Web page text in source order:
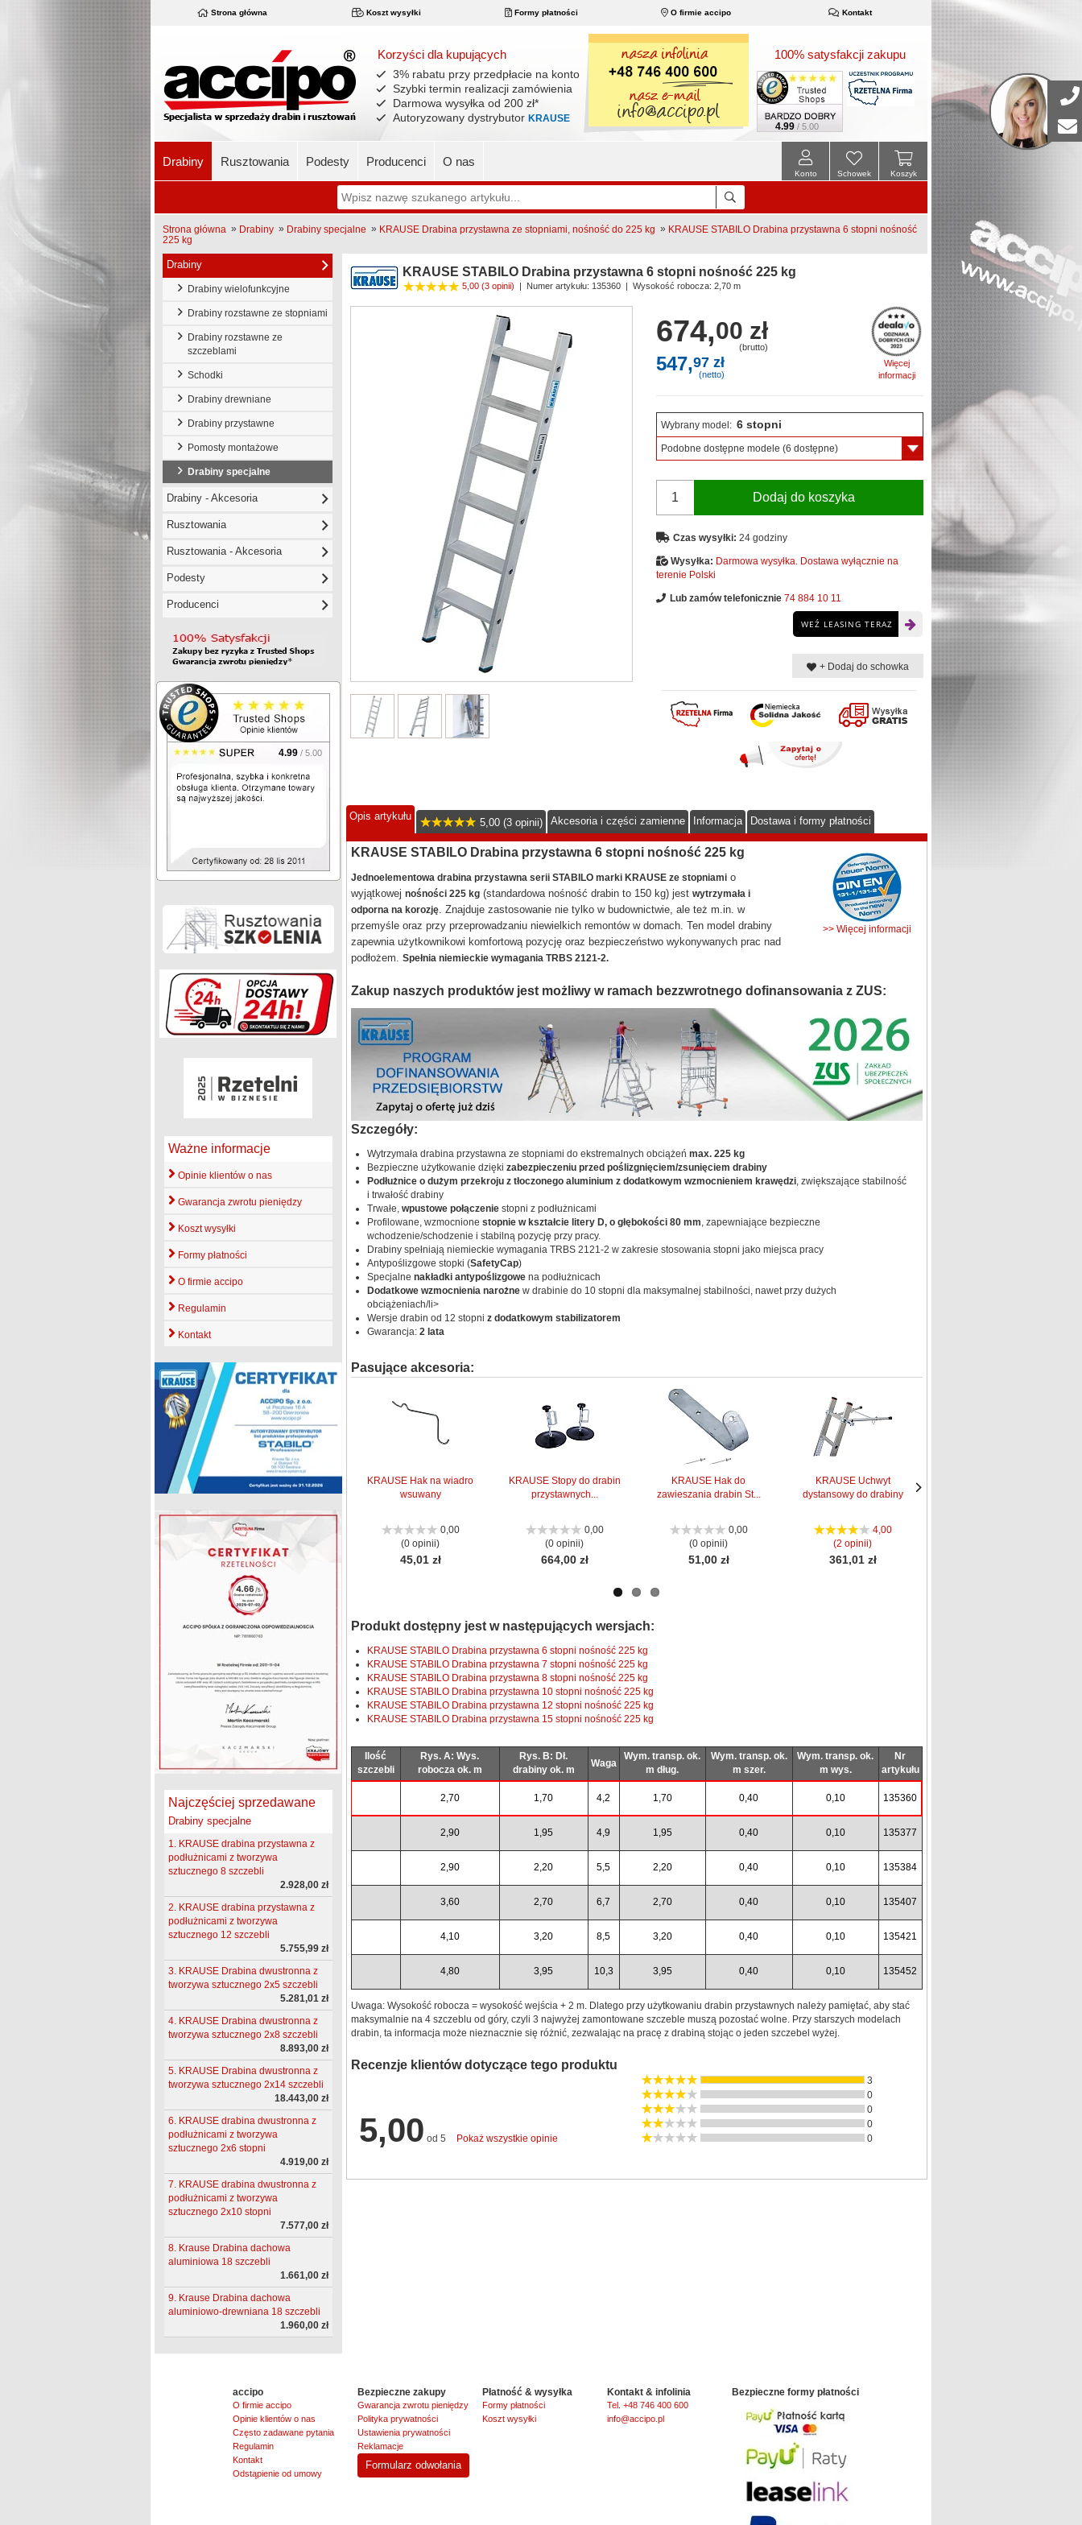
Strona główna Koszt wysyłki Formy płatności O firmie accipo Kontakt
Korzyści dla kupujących
3% rabatu przy przedpłacie na konto
Szybki termin realizacji zamówienia
Darmowa wysyłka od 200 zł*
Autoryzowany dystrybutor KRAUSE
100% satysfakcji zakupu
4.99 / 5.00
Drabiny Rusztowania Podesty Producenci O nas
Koszyk
Schowek
Konto
Strona główna » Drabiny » Drabiny specjalne » KRAUSE Drabina przystawna ze stopniami, nośność do 225 kg » KRAUSE STABILO Drabina przystawna 6 stopni nośność
225 kg
Drabiny
Drabiny wielofunkcyjne
Drabiny rozstawne ze stopniami
Drabiny rozstawne ze
szczeblami
Schodki
Drabiny drewniane
Drabiny przystawne
Pomosty montażowe
Drabiny specjalne
Drabiny - Akcesoria
Rusztowania
Rusztowania - Akcesoria
Podesty
Producenci
4.99 / 5.00
Ważne informacje
Opinie klientów o nas
Gwarancja zwrotu pieniędzy
Koszt wysyłki
Formy płatności
O firmie accipo
Regulamin
Kontakt
Najczęściej sprzedawane
Drabiny specjalne
1. KRAUSE drabina przystawna z
podłużnicami z tworzywa
sztucznego 8 szczebli
2.928,00 zł
2. KRAUSE drabina przystawna z
podłużnicami z tworzywa
sztucznego 12 szczebli
5.755,99 zł
3. KRAUSE Drabina dwustronna z
tworzywa sztucznego 2x5 szczebli
5.281,01 zł
4. KRAUSE Drabina dwustronna z
tworzywa sztucznego 2x8 szczebli
8.893,00 zł
5. KRAUSE Drabina dwustronna z
tworzywa sztucznego 2x14 szczebli
18.443,00 zł
6. KRAUSE drabina dwustronna z
podłużnicami z tworzywa
sztucznego 2x6 stopni
4.919,00 zł
7. KRAUSE drabina dwustronna z
podłużnicami z tworzywa
sztucznego 2x10 stopni
7.577,00 zł
8. Krause Drabina dachowa
aluminiowa 18 szczebli
1.661,00 zł
9. Krause Drabina dachowa
aluminiowo-drewniana 18 szczebli
1.960,00 zł
KRAUSE STABILO Drabina przystawna 6 stopni nośność 225 kg
5,00 (3 opinii) | Numer artykułu: 135360 | Wysokość robocza: 2,70 m
Więcej
informacji
674,00 zł
(brutto)
547,97 zł
(netto)
Wybrany model: 6 stopni
Podobne dostępne modele (6 dostępne)
Dodaj do koszyka
Czas wysyłki: 24 godziny
Wysyłka: Darmowa wysyłka. Dostawa wyłącznie na
terenie Polski
Lub zamów telefonicznie 74 884 10 11
WEŹ LEASING TERAZ
+ Dodaj do schowka
Opis artykułu
5,00 (3 opinii) Akcesoria i części zamienne Informacja Dostawa i formy płatności
>> Więcej informacji
KRAUSE STABILO Drabina przystawna 6 stopni nośność 225 kg
Jednoelementowa drabina przystawna serii STABILO marki KRAUSE ze stopniamio
wyjątkowej nośności 225 kg(standardowa nośność drabin to 150 kg) jest wytrzymała i
odporna na korozję. Znajduje zastosowanie nie tylko w budownictwie, ale też m.in. w
przemyśle oraz przy przeprowadzaniu niewielkich remontów w domach. Ten model drabiny
zapewnia użytkownikowi komfortową pozycję oraz bezpieczeństwo wykonywanych prac nad
podłożem. Spełnia niemieckie wymagania TRBS 2121-2.
Zakup naszych produktów jest możliwy w ramach bezzwrotnego dofinansowania z ZUS:
Szczegóły:
Wytrzymała drabina przystawna ze stopniami do ekstremalnych obciążeń max. 225 kg
Bezpieczne użytkowanie dzięki zabezpieczeniu przed poślizgnięciem/zsunięciem drabiny
Podłużnice o dużym przekroju z tłoczonego aluminium z dodatkowym wzmocnieniem krawędzi, zwiększające stabilność
i trwałość drabiny
Trwałe, wpustowe połączeniestopni z podłużnicami
Profilowane, wzmocnione stopnie w kształcie litery D, o głębokości 80 mm , zapewniające bezpieczne
wchodzenie/schodzenie i stabilną pozycję przy pracy.
Drabiny spełniają niemieckie wymagania TRBS 2121-2 w zakresie stosowania stopni jako miejsca pracy
Antypoślizgowe stopki (SafetyCap)
Specjalne nakładki antypoślizgowena podłużnicach
Dodatkowe wzmocnienia narożnew drabinie do 10 stopni dla maksymalnej stabilności, nawet przy dużych
obciążeniach/li>
Wersje drabin od 12 stopni z dodatkowym stabilizatorem
Gwarancja: 2 lata
Pasujące akcesoria:
KRAUSE Hak na wiadro
wsuwany
0,00
(0 opinii)
45,01 zł
KRAUSE Stopy do drabin
przystawnych...
0,00
(0 opinii)
664,00 zł
KRAUSE Hak do
zawieszania drabin St...
0,00
(0 opinii)
51,00 zł
KRAUSE Uchwyt
dystansowy do drabiny
4,00
(2 opinii)
361,01 zł
Produkt dostępny jest w następujących wersjach:
KRAUSE STABILO Drabina przystawna 6 stopni nośność 225 kg
KRAUSE STABILO Drabina przystawna 7 stopni nośność 225 kg
KRAUSE STABILO Drabina przystawna 8 stopni nośność 225 kg
KRAUSE STABILO Drabina przystawna 10 stopni nośność 225 kg
KRAUSE STABILO Drabina przystawna 12 stopni nośność 225 kg
KRAUSE STABILO Drabina przystawna 15 stopni nośność 225 kg
Ilość
szczebli
Rys. A: Wys.
robocza ok. m
Rys. B: Dł.
drabiny ok. m
Waga
Wym. transp. ok.
m dług.
Wym. transp. ok.
m szer.
Wym. transp. ok.
m wys.
Nr
artykułu
2,70 1,70 4,2 1,70 0,40 0,10 135360
2,90 1,95 4,9 1,95 0,40 0,10 135377
2,90 2,20 5,5 2,20 0,40 0,10 135384
3,60 2,70 6,7 2,70 0,40 0,10 135407
4,10 3,20 8,5 3,20 0,40 0,10 135421
4,80 3,95 10,3 3,95 0,40 0,10 135452
Uwaga: Wysokość robocza = wysokość wejścia + 2 m. Dlatego przy użytkowaniu drabin przystawnych należy pamiętać, aby stać
maksymalnie na 4 szczeblu od góry, czyli 3 najwyżej zamontowane szczeble muszą pozostać wolne. Przy starszych modelach
drabin, ta informacja może nieznacznie się różnić, zezwalając na pracę z drabiną stojąc o jeden szczebel wyżej.
Recenzje klientów dotyczące tego produktu
5,00 od 5 Pokaż wszystkie opinie
3
0
0
0
0
accipo
O firmie accipo
Opinie klientów o nas
Często zadawane pytania
Regulamin
Kontakt
Odstąpienie od umowy
Bezpieczne zakupy
Gwarancja zwrotu pieniędzy
Polityka prywatności
Ustawienia prywatności
Reklamacje
Formularz odwołania
Płatność & wysyłka
Formy płatności
Koszt wysyłki
Kontakt & infolinia
Tel. +48 746 400 600
info@accipo.pl
Bezpieczne formy płatności